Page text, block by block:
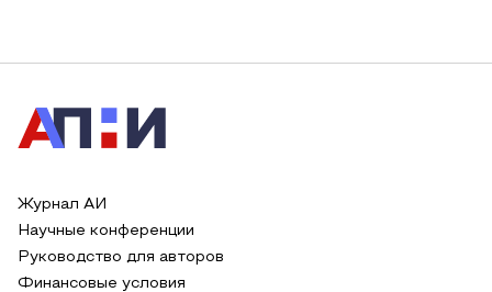
Журнал АИ
Научные конференции
Руководство для авторов
Финансовые условия